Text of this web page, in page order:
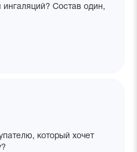
Состав один,
который хочет